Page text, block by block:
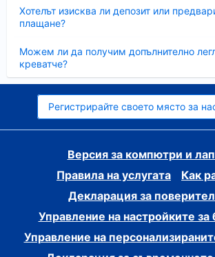
Хотелът изисква ли депозит или
плащане?
Можем ли да получим допълнително
креватче?
Регистрирайте своето място за
Версия за компютри и
Правила на услугата
Как
Декларация за
Управление на настройките за
Управление на